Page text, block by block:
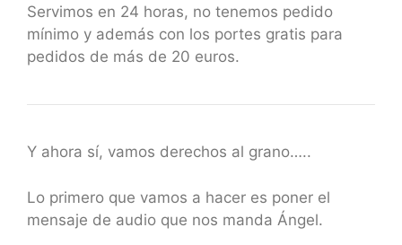
Servimos en 24 horas, no tenemos pedido
mínimo y además con los portes gratis para
pedidos de más de 20 euros.
Y ahora sí, vamos derechos al grano…..
Lo primero que vamos a hacer es poner el
mensaje de audio que nos manda Ángel.